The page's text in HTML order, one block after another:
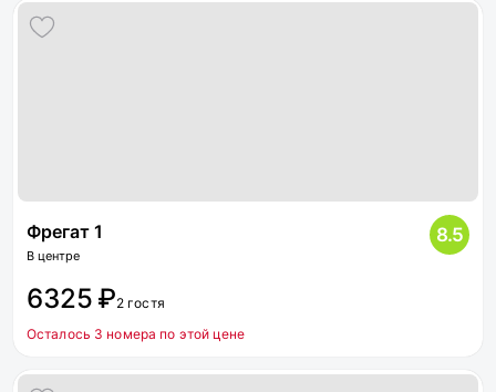
Фрегат 1
В центре
8.5
6325 ₽2 гостя
Осталось 3 номера по этой цене